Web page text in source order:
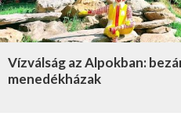
Vízválság az Alpokban:
menedékházak